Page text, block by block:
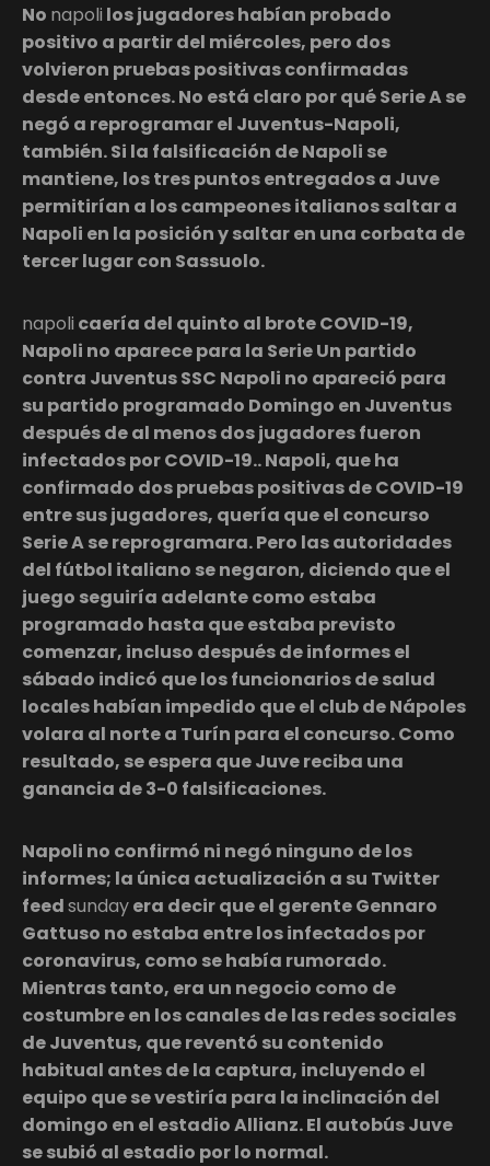
No napoli los jugadores habían probado
positivo a partir del miércoles, pero dos
volvieron pruebas positivas confirmadas
desde entonces. No está claro por qué Serie A se
negó a reprogramar el Juventus-Napoli,
también. Si la falsificación de Napoli se
mantiene, los tres puntos entregados a Juve
permitirían a los campeones italianos saltar a
Napoli en la posición y saltar en una corbata de
tercer lugar con Sassuolo.
napoli caería del quinto al brote COVID-19,
Napoli no aparece para la Serie Un partido
contra Juventus SSC Napoli no apareció para
su partido programado Domingo en Juventus
después de al menos dos jugadores fueron
infectados por COVID-19.. Napoli, que ha
confirmado dos pruebas positivas de COVID-19
entre sus jugadores, quería que el concurso
Serie A se reprogramara. Pero las autoridades
del fútbol italiano se negaron, diciendo que el
juego seguiría adelante como estaba
programado hasta que estaba previsto
comenzar, incluso después de informes el
sábado indicó que los funcionarios de salud
locales habían impedido que el club de Nápoles
volara al norte a Turín para el concurso. Como
resultado, se espera que Juve reciba una
ganancia de 3-0 falsificaciones.
Napoli no confirmó ni negó ninguno de los
informes; la única actualización a su Twitter
feedsundayera decir que el gerente Gennaro
Gattuso no estaba entre los infectados por
coronavirus, como se había rumorado.
Mientras tanto, era un negocio como de
costumbre en los canales de las redes sociales
de Juventus, que reventó su contenido
habitual antes de la captura, incluyendo el
equipo que se vestiría para la inclinación del
domingo en el estadio Allianz. El autobús Juve
se subió al estadio por lo normal.